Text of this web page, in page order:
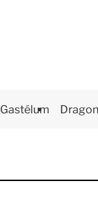
Gastélum